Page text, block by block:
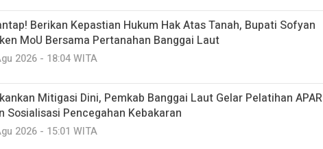
Berikan Kepastian Hukum Hak Atas Tanah, Bupati Sofyan
MoU Bersama Pertanahan Banggai Laut
2026 - 18:04 WITA
Mitigasi Dini, Pemkab Banggai Laut Gelar Pelatihan APAR
Sosialisasi Pencegahan Kebakaran
2026 - 15:01 WITA